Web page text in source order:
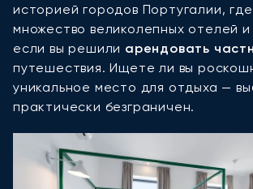
историей городов Португалии,
множество великолепных отелей
если вы решили арендовать
путешествия. Ищете ли вы
уникальное место для отдыха —
практически безграничен.